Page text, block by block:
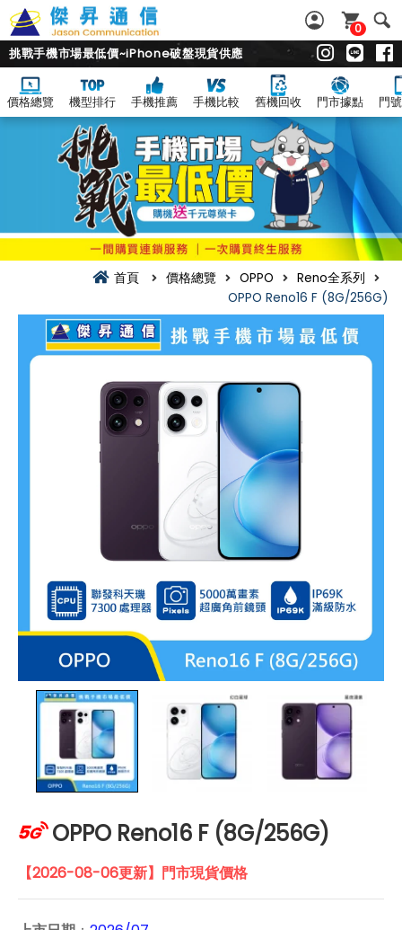
0
挑戰手機市場最低價~iPhone破盤現貨供應
價格總覽 機型排行 手機推薦 手機比較 舊機回收 門市據點 門
首頁 價格總覽 OPPO
Reno全系列
OPPO Reno16 F (8G/256G)
OPPO Reno16 F (8G/256G)
【2026-08-06更新】門市現貨價格